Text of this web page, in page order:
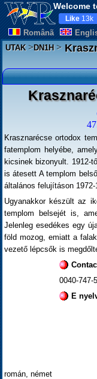
Welcome
Românã
Like 13k
UTAK>DN1H>
Krasznarécse ortodox
fatemplom helyébe,
kicsinek bizonyult. 1912-
is átesett A templom
általános felujításon
Ugyanakkor készült az
templom belsejét is,
Jelenleg esedékes egy
föld mozog, emiatt a
vezető lépcsők is
0040-747-
E
román, német